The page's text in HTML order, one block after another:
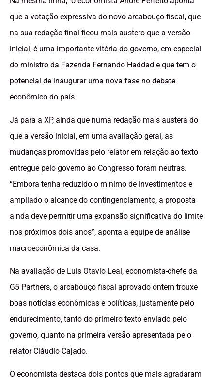
que a votação expressiva do novo arcabouço fiscal, que
na sua redação final ficou mais austero que a versão
inicial, é uma importante vitória do governo, em especial
do ministro da Fazenda Fernando Haddad e que tem o
potencial de inaugurar uma nova fase no debate
econômico do país.
Já para a XP, ainda que numa redação mais austera do
que a versão inicial, em uma avaliação geral, as
mudanças promovidas pelo relator em relação ao texto
entregue pelo governo ao Congresso foram neutras.
“Embora tenha reduzido o mínimo de investimentos e
ampliado o alcance do contingenciamento, a proposta
ainda deve permitir uma expansão significativa do limite
nos próximos dois anos”, aponta a equipe de análise
macroeconômica da casa.
Na avaliação de Luis Otavio Leal, economista-chefe da
G5 Partners, o arcabouço fiscal aprovado ontem trouxe
boas notícias econômicas e políticas, justamente pelo
endurecimento, tanto do primeiro texto enviado pelo
governo, quanto na primeira versão apresentada pelo
relator Cláudio Cajado.
O economista destaca dois pontos que mais agradaram